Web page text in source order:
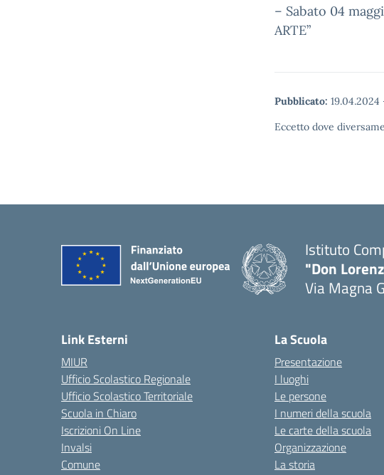
– Sabato 04
ARTE”
Pubblicato: 19.04.2024
Eccetto dove
Istituto
"Don
Via Magna
Link Esterni
MIUR
Ufficio Scolastico Regionale
Ufficio Scolastico Territoriale
Scuola in Chiaro
Iscrizioni On Line
Invalsi
Comune
La Scuola
Presentazione
I luoghi
Le persone
I numeri della scuola
Le carte della scuola
Organizzazione
La storia